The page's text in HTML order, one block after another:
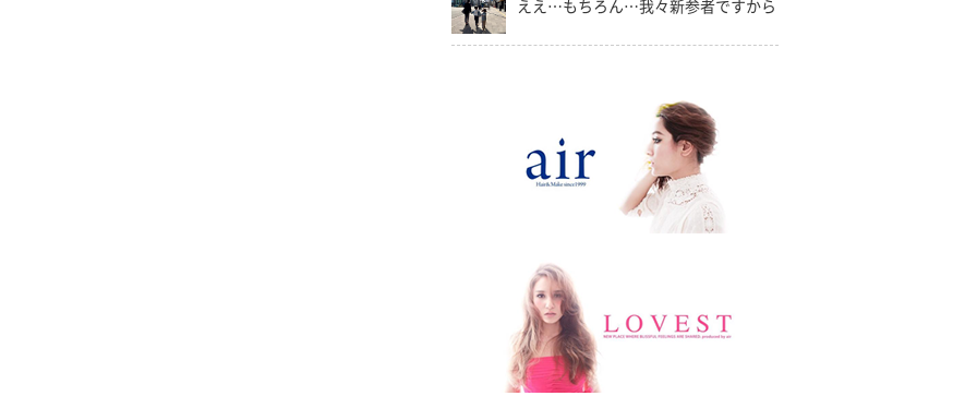
ええ…もちろん…我々新参者ですから